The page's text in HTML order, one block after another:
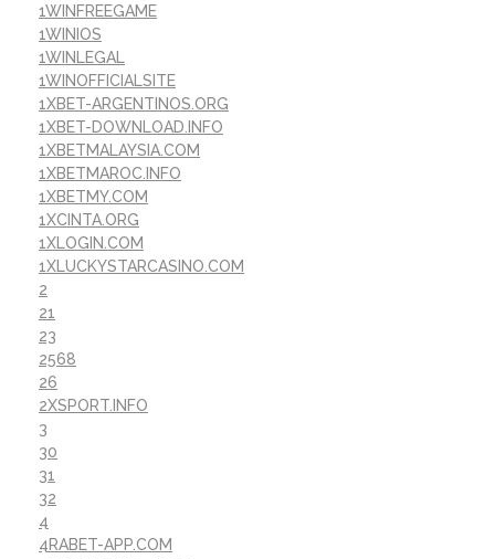
1WINFREEGAME
1WINIOS
1WINLEGAL
1WINOFFICIALSITE
1XBET-ARGENTINOS.ORG
1XBET-DOWNLOAD.INFO
1XBETMALAYSIA.COM
1XBETMAROC.INFO
1XBETMY.COM
1XCINTA.ORG
1XLOGIN.COM
1XLUCKYSTARCASINO.COM
2
21
23
2568
26
2XSPORT.INFO
3
30
31
32
4
4RABET-APP.COM